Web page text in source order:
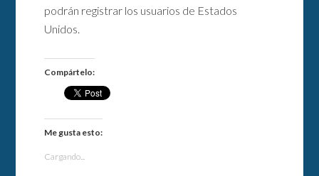
podrán registrar los usuarios de Estados
Unidos.
Compártelo:
Me gusta esto:
Cargando...